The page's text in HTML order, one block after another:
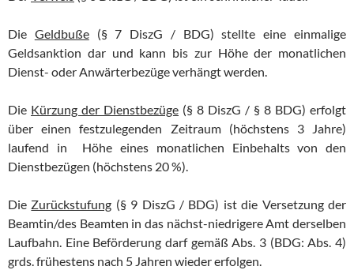
Die Geldbuße(§ 7 DiszG / BDG) stellte eine einmalige
Geldsanktion dar und kann bis zur Höhe der monatlichen
Dienst- oder Anwärterbezüge verhängt werden.
Die Kürzung der Dienstbezüge (§ 8 DiszG / § 8 BDG) erfolgt
über einen festzulegenden Zeitraum (höchstens 3 Jahre)
laufend in Höhe eines monatlichen Einbehalts von den
Dienstbezügen (höchstens 20 %).
Die Zurückstufung (§ 9 DiszG / BDG) ist die Versetzung der
Beamtin/des Beamten in das nächst-niedrigere Amt derselben
Laufbahn. Eine Beförderung darf gemäß Abs. 3 (BDG: Abs. 4)
grds. frühestens nach 5 Jahren wieder erfolgen.